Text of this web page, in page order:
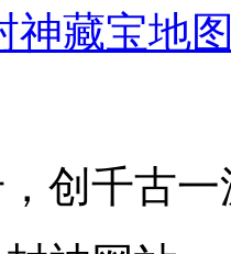
神藏宝地
创千古一